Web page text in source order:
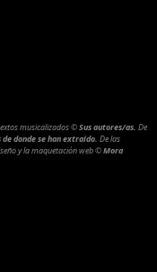
musicalizados©Sus autores/as. De
donde se han extraído. De las
y la maquetación web©Mora